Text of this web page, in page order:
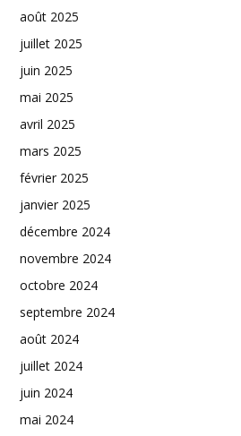
août 2025
juillet 2025
juin 2025
mai 2025
avril 2025
mars 2025
février 2025
janvier 2025
décembre 2024
novembre 2024
octobre 2024
septembre 2024
août 2024
juillet 2024
juin 2024
mai 2024